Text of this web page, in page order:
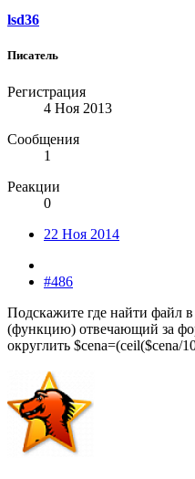
lsd36
Писатель
Регистрация
4 Ноя 2013
Сообщения
1
Реакции
0
22 Ноя 2014
#486
Подскажите где найти файл
(функцию) отвечающий за
округлить $cena=(ceil($cena/